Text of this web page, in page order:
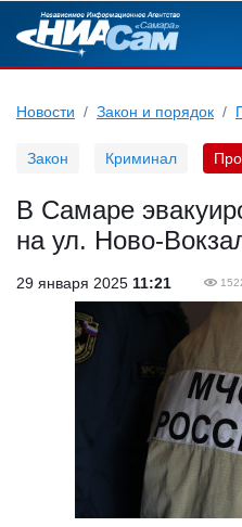
Новости Закон и порядок
Закон Криминал
В Самаре
на ул. Ново-
29 января 2025 11:21